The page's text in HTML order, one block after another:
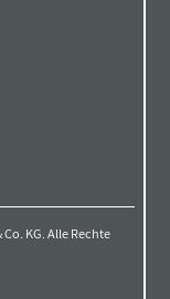
KG. Alle Rechte